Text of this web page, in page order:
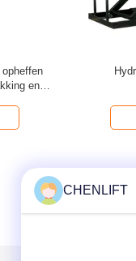
Zware
CHENLIFT